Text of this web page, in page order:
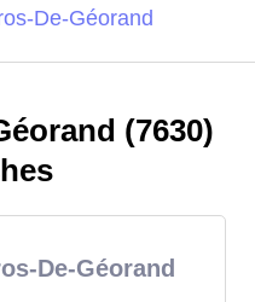
De-Géorand
(7630)
De-Géorand